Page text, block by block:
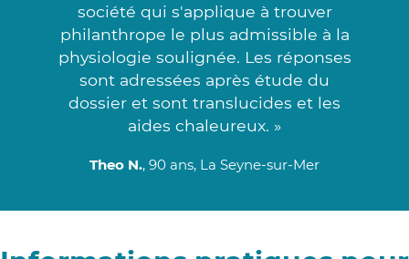
société qui s'applique à trouver
philanthrope le plus admissible à la
physiologie soulignée. Les réponses
sont adressées après étude du
dossier et sont translucides et les
aides chaleureux. »
Theo N., 90 ans, La Seyne-sur-Mer